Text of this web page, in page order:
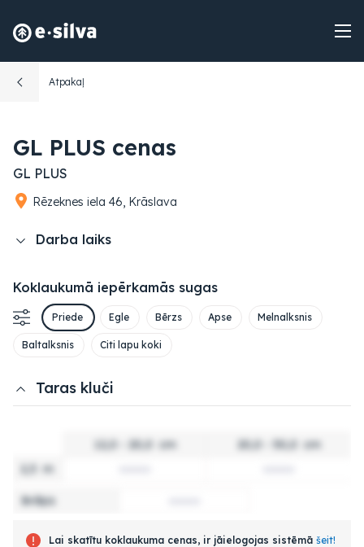
Atpakaļ
GL PLUS cenas
GL PLUS
Rēzeknes iela 46, Krāslava
Darba laiks
Koklaukumā iepērkamās sugas
Priede Egle Bērzs Apse Melnalksnis
Baltalksnis Citi lapu koki
Taras kluči
12,0 - 20,0 cm 20,0 - 50,0
cm
2,5
m
Brāķis
Lai skatītu koklaukuma cenas, ir jāielogojas sistēmā šeit!